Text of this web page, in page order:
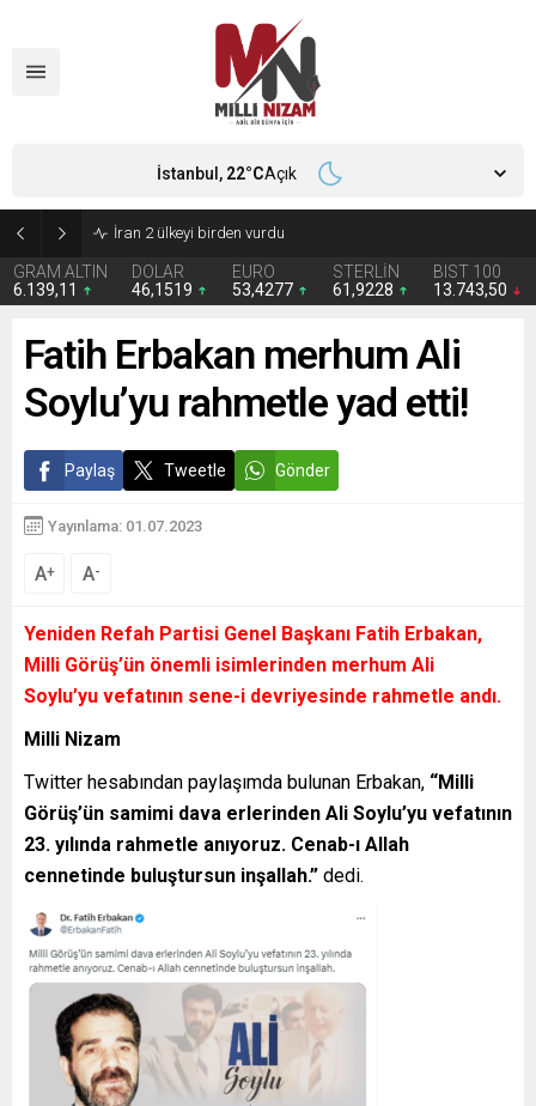
İran 2 ülkeyi birden vurdu
GRAM ALTIN
6.139,11
DOLAR
46,1519
EURO
53,4277
STERLİN
61,9228
BIST 100
13.743,50
İstanbul, 22°CAçık
Fatih Erbakan merhum Ali
Soylu’yu rahmetle yad etti!
Paylaş Tweetle Gönder
Yayınlama: 01.07.2023
A+ A-
Yeniden Refah Partisi Genel Başkanı Fatih Erbakan,
Milli Görüş’ün önemli isimlerinden merhum Ali
Soylu’yu vefatının sene-i devriyesinde rahmetle andı.
Milli Nizam
Twitter hesabından paylaşımda bulunan Erbakan, “Milli
Görüş’ün samimi dava erlerinden Ali Soylu’yu vefatının
23. yılında rahmetle anıyoruz. Cenab-ı Allah
cennetinde buluştursun inşallah.” dedi.